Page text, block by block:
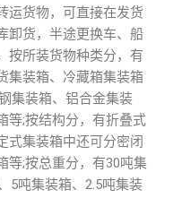
运货物，可直接在发货
卸货，半途更换车、船
按所装货物种类分，有
集装箱、冷藏箱集装箱
集装箱、铝合金集装
等;按结构分，有折叠式
式集装箱中还可分密闭
等;按总重分，有30吨集
5吨集装箱、2.5吨集装